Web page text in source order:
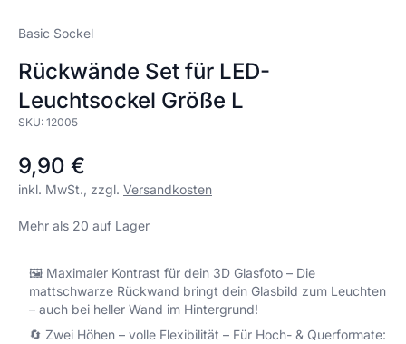
Basic Sockel
Rückwände Set für LED-
Leuchtsockel Größe L
SKU: 12005
9,90 €
inkl. MwSt., zzgl. Versandkosten
Mehr als 20 auf Lager
🖼 Maximaler Kontrast für dein 3D Glasfoto – Die
mattschwarze Rückwand bringt dein Glasbild zum Leuchten
– auch bei heller Wand im Hintergrund!
🔄 Zwei Höhen – volle Flexibilität – Für Hoch- & Querformate: